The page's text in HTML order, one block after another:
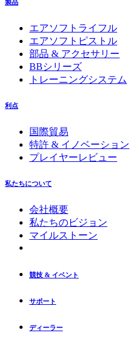
製品
エアソフトライフル
エアソフトピストル
部品 & アクセサリー
BBシリーズ
トレーニングシステム
利点
国際貿易
特許 & イノベーション
プレイヤーレビュー
私たちについて
会社概要
私たちのビジョン
マイルストーン
競技 & イベント
サポート
ディーラー